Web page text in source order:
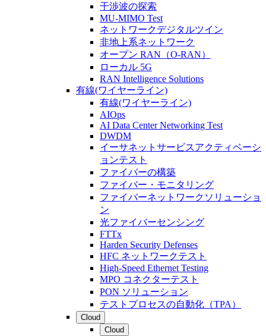
干渉波の探索
MU-MIMO Test
ネットワークデジタルツイン
非地上系ネットワーク
オープン RAN（O-RAN）
ローカル 5G
RAN Intelligence Solutions
有線(ワイヤーライン)
有線(ワイヤーライン)
AIOps
AI Data Center Networking Test
DWDM
イーサネットサービスアクティベーシ
ョンテスト
ファイバーの構築
ファイバー・モニタリング
ファイバーネットワークソリューショ
ン
光ファイバーセンシング
FTTx
Harden Security Defenses
HFC ネットワークテスト
High-Speed Ethernet Testing
MPO コネクターテスト
PON ソリューション
テストプロセスの自動化（TPA）
Cloud
Cloud